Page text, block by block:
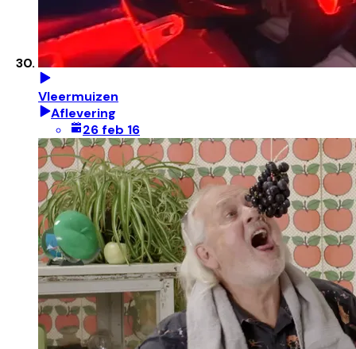
Vleermuizen
Aflevering
26 feb 16